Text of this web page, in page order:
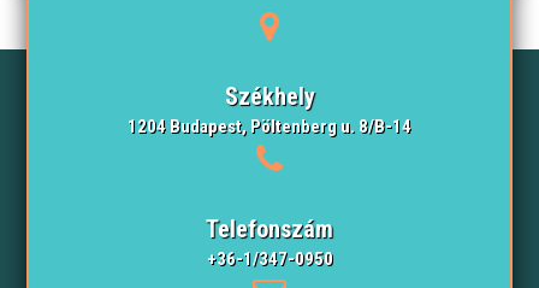
Székhely
1204 Budapest, Pöltenberg u. 8/B-14
Telefonszám
+36-1/347-0950